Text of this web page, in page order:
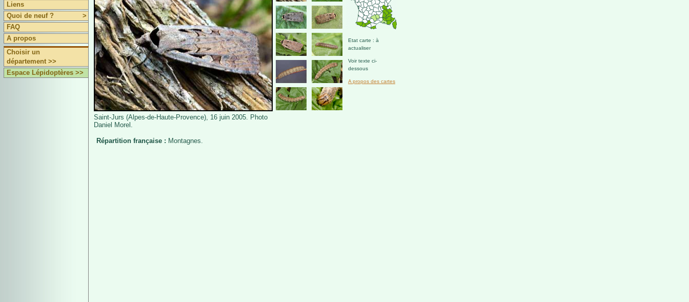
Liens
Quoi de neuf ?
>
FAQ
A propos
Choisir un
département >>
Espace Lépidoptères >>
Saint-Jurs (Alpes-de-Haute-Provence), 16 juin 2005. Photo
Daniel Morel.
Etat carte : à
actualiser
Voir texte ci-
dessous
A propos des cartes
Répartition française : Montagnes.